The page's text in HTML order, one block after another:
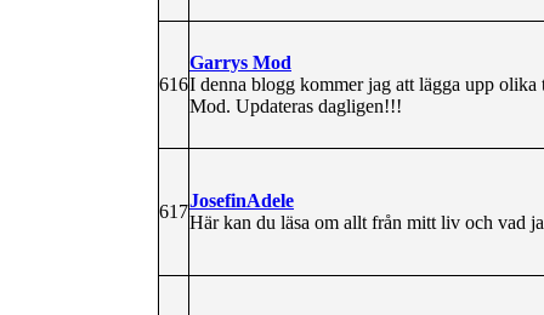
616
Garrys Mod
I denna blogg kommer jag att lägga upp
Mod. Updateras dagligen!!!
617
JosefinAdele
Här kan du läsa om allt från mitt liv och vad